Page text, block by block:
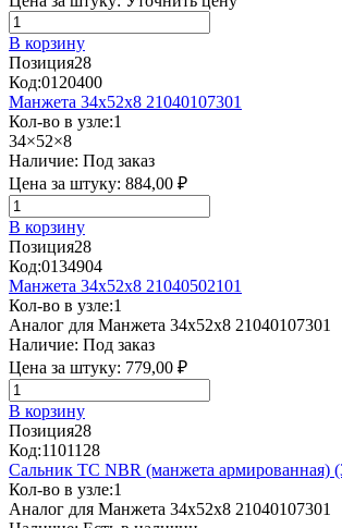
В корзину
Позиция28
Код:0120400
Манжета 34x52x8 21040107301
Кол-во в узле:1
34×52×8
Наличие: Под заказ
Цена за штуку: 884,00 ₽
В корзину
Позиция28
Код:0134904
Манжета 34x52x8 21040502101
Кол-во в узле:1
Аналог для Манжета 34x52x8 21040107301
Наличие: Под заказ
Цена за штуку: 779,00 ₽
В корзину
Позиция28
Код:1101128
Сальник TC NBR (манжета армированная)
Кол-во в узле:1
Аналог для Манжета 34x52x8 21040107301